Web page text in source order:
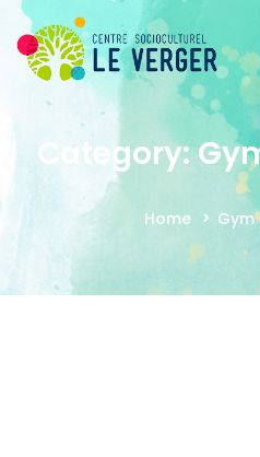
Category:
Home